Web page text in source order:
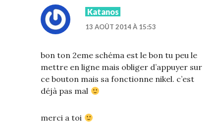
Katanos
13 AOÛT 2014 À 15:53
bon ton 2eme schéma est le bon tu peu le
mettre en ligne mais obliger d’appuyer sur
ce bouton mais sa fonctionne nikel. c’est
déjà pas mal
merci a toi